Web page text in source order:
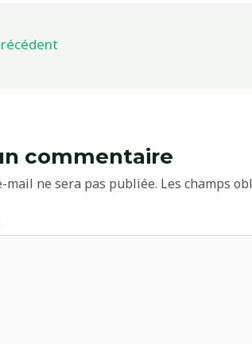
commentaire
mail ne sera pas publiée. Les champs